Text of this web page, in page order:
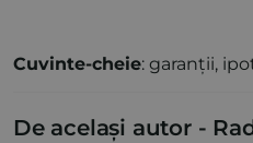
Cuvinte-cheie: garanții,
De același autor -